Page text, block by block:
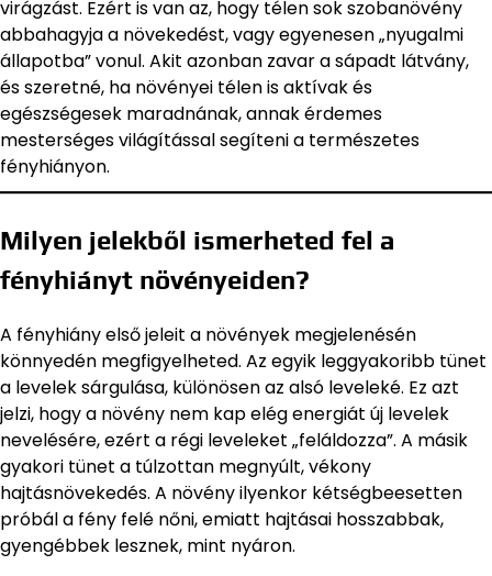
virágzást. Ezért is van az, hogy télen sok szobanövény
abbahagyja a növekedést, vagy egyenesen „nyugalmi
állapotba” vonul. Akit azonban zavar a sápadt látvány,
és szeretné, ha növényei télen is aktívak és
egészségesek maradnának, annak érdemes
mesterséges világítással segíteni a természetes
fényhiányon.
Milyen jelekből ismerheted fel a
fényhiányt növényeiden?
A fényhiány első jeleit a növények megjelenésén
könnyedén megfigyelheted. Az egyik leggyakoribb tünet
a levelek sárgulása, különösen az alsó leveleké. Ez azt
jelzi, hogy a növény nem kap elég energiát új levelek
nevelésére, ezért a régi leveleket „feláldozza”. A másik
gyakori tünet a túlzottan megnyúlt, vékony
hajtásnövekedés. A növény ilyenkor kétségbeesetten
próbál a fény felé nőni, emiatt hajtásai hosszabbak,
gyengébbek lesznek, mint nyáron.